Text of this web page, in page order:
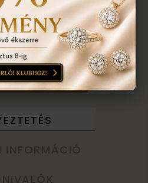
a Budapest VII. kerület,
üzletünkben történik.
TERMÉKEKHEZ